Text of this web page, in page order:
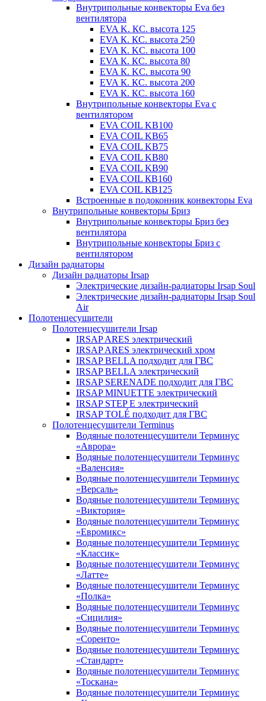
Внутрипольные конвекторы Eva без
вентилятора
EVA K. КС. высота 125
EVA К. КС. высота 250
EVA К. KС. высота 100
EVA К. КС. высота 80
EVA К. KC. высота 90
EVA К. КС. высота 200
EVA К. КС. высота 160
Внутрипольные конвекторы Eva с
вентилятором
EVA COIL KB100
EVA COIL KB65
EVA COIL KB75
EVA COIL KB80
EVA COIL KB90
EVA COIL КВ160
EVA COIL КВ125
Встроенные в подоконник конвекторы Eva
Внутрипольные конвекторы Бриз
Внутрипольные конвекторы Бриз без
вентилятора
Внутрипольные конвекторы Бриз с
вентилятором
Дизайн радиаторы
Дизайн радиаторы Irsap
Электрические дизайн-радиаторы Irsap Soul
Электрические дизайн-радиаторы Irsap Soul
Air
Полотенцесушители
Полотенцесушители Irsap
IRSAP ARES электрический
IRSAP ARES электрический хром
IRSAP BELLA подходит для ГВС
IRSAP BELLA электрический
IRSAP SERENADE подходит для ГВС
IRSAP MINUETTE электрический
IRSAP STEP E электрический
IRSAP TOLÉ подходит для ГВС
Полотенцесушители Terminus
Водяные полотенцесушители Терминус
«Аврора»
Водяные полотенцесушители Терминус
«Валенсия»
Водяные полотенцесушители Терминус
«Версаль»
Водяные полотенцесушители Терминус
«Виктория»
Водяные полотенцесушители Терминус
«Евромикс»
Водяные полотенцесушители Терминус
«Классик»
Водяные полотенцесушители Терминус
«Латте»
Водяные полотенцесушители Терминус
«Полка»
Водяные полотенцесушители Терминус
«Сицилия»
Водяные полотенцесушители Терминус
«Соренто»
Водяные полотенцесушители Терминус
«Стандарт»
Водяные полотенцесушители Терминус
«Тоскана»
Водяные полотенцесушители Терминус